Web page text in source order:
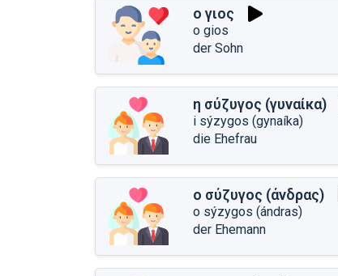
ο γιος
o gios
der Sohn
η σύζυγος (γυναίκα)
i sýzygos (gynaíka)
die Ehefrau
ο σύζυγος (άνδρας)
o sýzygos (ándras)
der Ehemann